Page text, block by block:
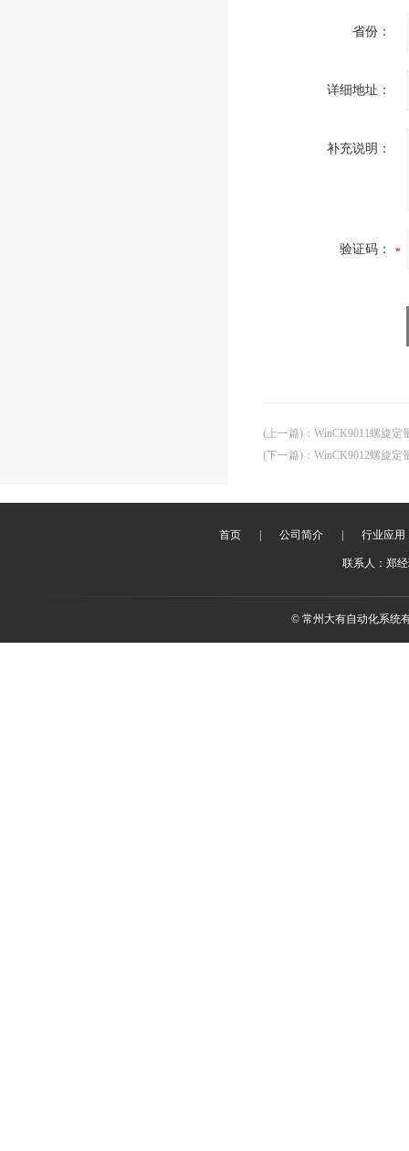
省份：
详细地址：
补充说明：
验证码：
(上一篇) ： WinCK9011螺旋定
(下一篇) ： WinCK9012螺旋定
首页 公司简介 行业应用
联系人：郑
© 常州大有自动化系统